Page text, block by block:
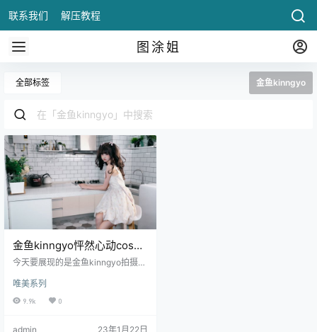
联系我们 解压教程
图涂姐
全部标签 金鱼kinngyo
金鱼kinngyo怦然心动cos精
美图片整理
今天要展现的是金鱼kinngyo拍摄的
ngyo就拍摄了好几套非常辣眼睛的
作品，.
唯美系列
9.9k 0
admin 23年1月22日